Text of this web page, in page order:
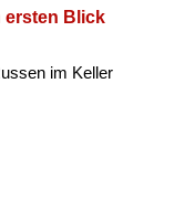
ersten Blick
im Keller